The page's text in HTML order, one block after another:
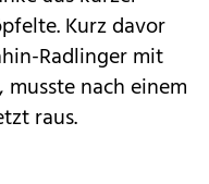
Kurz davor
Radlinger mit
nach einem
raus.